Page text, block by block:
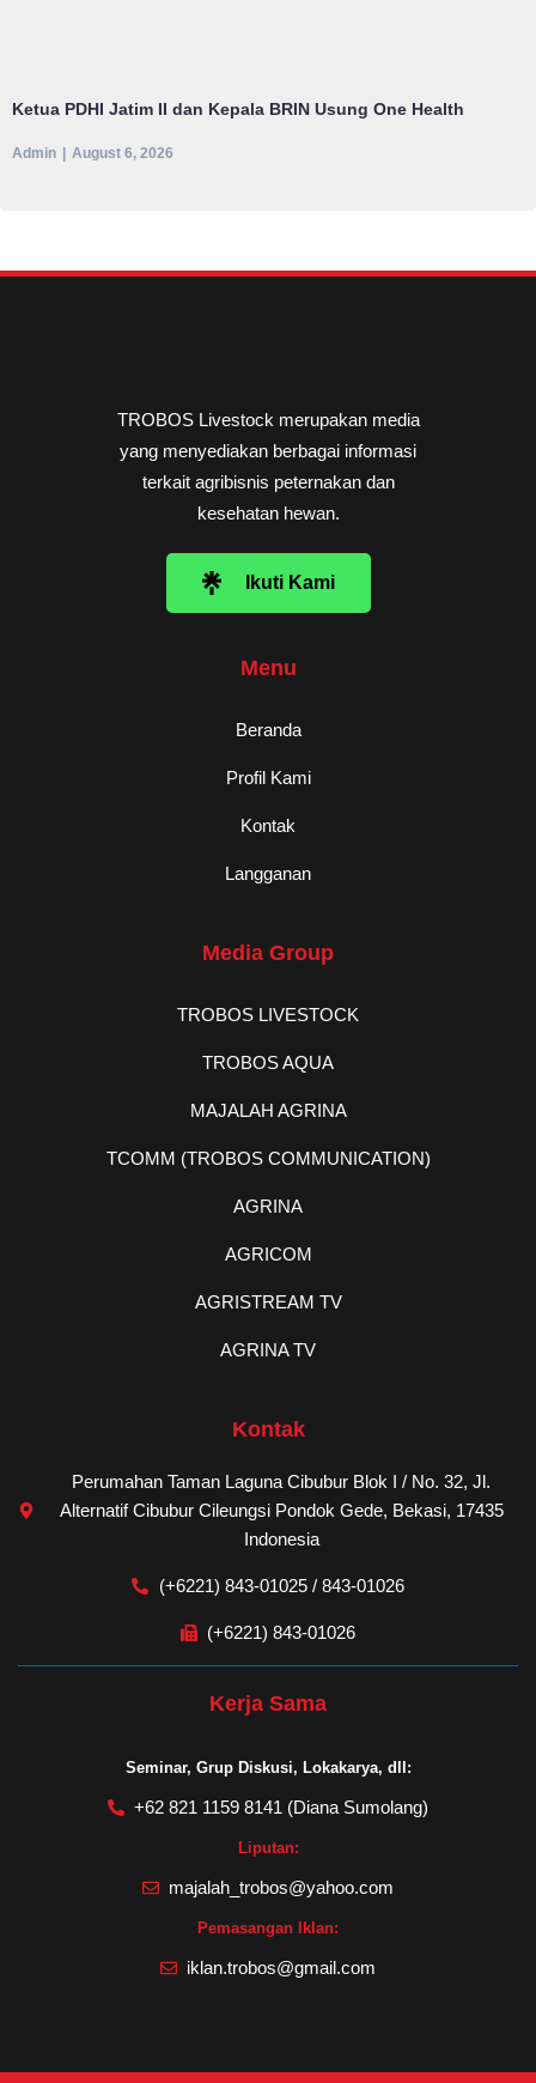
Ketua PDHI Jatim II dan Kepala BRIN Usung One Health
Admin August 6, 2026
TROBOS Livestock merupakan media
yang menyediakan berbagai informasi
terkait agribisnis peternakan dan
kesehatan hewan.
Ikuti Kami
Menu
Beranda
Profil Kami
Kontak
Langganan
Media Group
TROBOS LIVESTOCK
TROBOS AQUA
MAJALAH AGRINA
TCOMM (TROBOS COMMUNICATION)
AGRINA
AGRICOM
AGRISTREAM TV
AGRINA TV
Kontak
Perumahan Taman Laguna Cibubur Blok I / No. 32, Jl.
Alternatif Cibubur Cileungsi Pondok Gede, Bekasi, 17435
Indonesia
(+6221) 843-01025 / 843-01026
(+6221) 843-01026
Kerja Sama
Seminar, Grup Diskusi, Lokakarya, dll:
+62 821 1159 8141 (Diana Sumolang)
Liputan:
majalah_trobos@yahoo.com
Pemasangan Iklan:
iklan.trobos@gmail.com